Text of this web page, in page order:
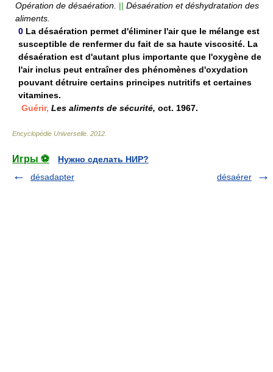
Opération de désaération. || Désaération et déshydratation des
aliments.
0 La désaération permet d'éliminer l'air que le mélange est
susceptible de renfermer du fait de sa haute viscosité. La
désaération est d'autant plus importante que l'oxygène de
l'air inclus peut entraîner des phénomènes d'oxydation
pouvant détruire certains principes nutritifs et certaines
vitamines.
Guérir, Les aliments de sécurité, oct. 1967.
Encyclopédie Universelle 2012
Игры ⚽
Нужно сделать НИР?
désadapter
désaérer